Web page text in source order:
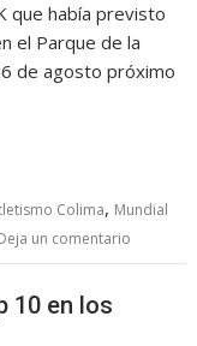
que había previsto
el Parque de la
de agosto próximo
Colima, Mundial
un comentario
10 en los